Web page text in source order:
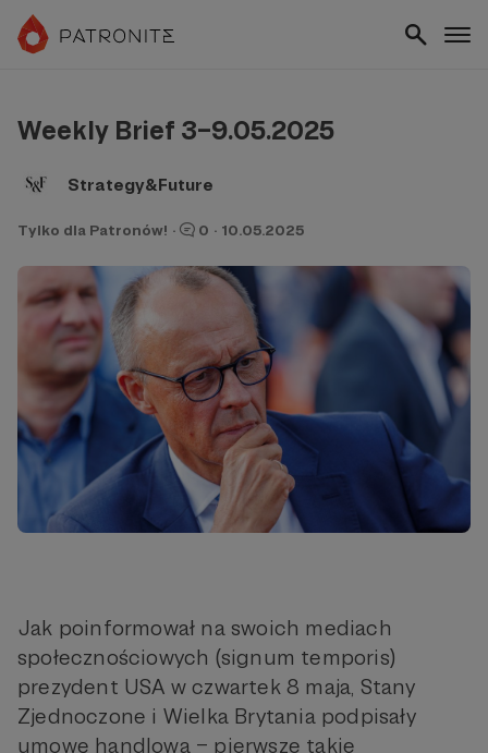
Weekly Brief 3–9.05.2025
Strategy&Future
Tylko dla Patronów! · 0 · 10.05.2025
Jak poinformował na swoich mediach
społecznościowych (signum temporis)
prezydent USA w czwartek 8 maja, Stany
Zjednoczone i Wielka Brytania podpisały
umowę handlową – pierwsze takie